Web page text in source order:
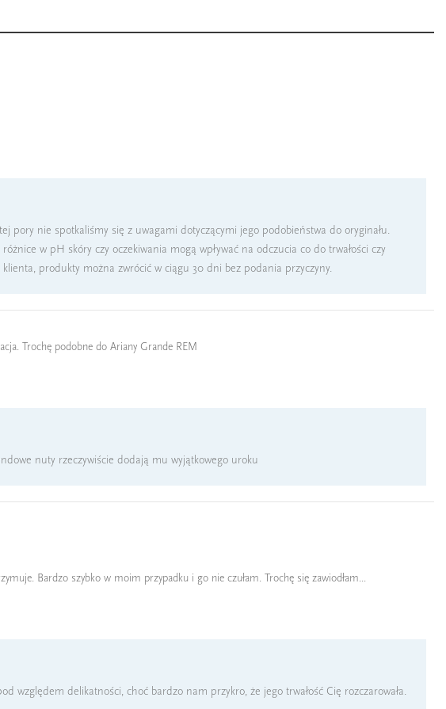
pory nie spotkaliśmy się z uwagami dotyczącymi jego podobieństwa do oryginału.
w pH skóry czy oczekiwania mogą wpływać na odczucia co do trwałości czy
produkty można zwrócić w ciągu 30 dni bez podania przyczyny.
Trochę podobne do Ariany Grande REM
nuty rzeczywiście dodają mu wyjątkowego uroku
Bardzo szybko w moim przypadku i go nie czułam. Trochę się zawiodłam...
względem delikatności, choć bardzo nam przykro, że jego trwałość Cię rozczarowała.